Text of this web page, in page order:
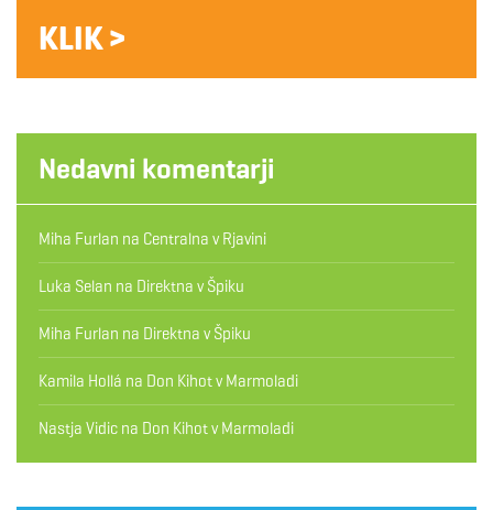
KLIK >
Nedavni komentarji
Miha Furlan na Centralna v Rjavini
Luka Selan na Direktna v Špiku
Miha Furlan na Direktna v Špiku
Kamila Hollá na Don Kihot v Marmoladi
Nastja Vidic na Don Kihot v Marmoladi